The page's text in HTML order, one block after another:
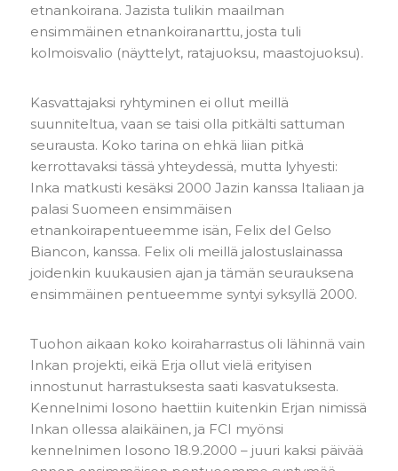
etnankoirana. Jazista tulikin maailman
ensimmäinen etnankoiranarttu, josta tuli
kolmoisvalio (näyttelyt, ratajuoksu, maastojuoksu).
Kasvattajaksi ryhtyminen ei ollut meillä
suunniteltua, vaan se taisi olla pitkälti sattuman
seurausta. Koko tarina on ehkä liian pitkä
kerrottavaksi tässä yhteydessä, mutta lyhyesti:
Inka matkusti kesäksi 2000 Jazin kanssa Italiaan ja
palasi Suomeen ensimmäisen
etnankoirapentueemme isän, Felix del Gelso
Biancon, kanssa. Felix oli meillä jalostuslainassa
joidenkin kuukausien ajan ja tämän seurauksena
ensimmäinen pentueemme syntyi syksyllä 2000.
Tuohon aikaan koko koiraharrastus oli lähinnä vain
Inkan projekti, eikä Erja ollut vielä erityisen
innostunut harrastuksesta saati kasvatuksesta.
Kennelnimi Iosono haettiin kuitenkin Erjan nimissä
Inkan ollessa alaikäinen, ja FCI myönsi
kennelnimen Iosono 18.9.2000 – juuri kaksi päivää